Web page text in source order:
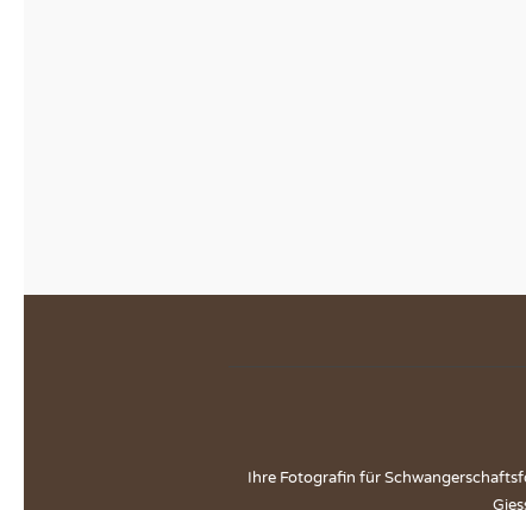
Ihre Fotografin für